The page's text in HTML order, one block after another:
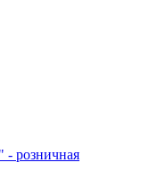
- розничная